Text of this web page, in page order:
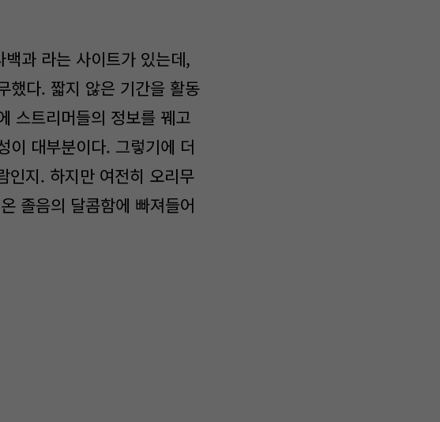
과 라는 사이트가 있는데,
했다. 짧지 않은 기간을 활동
스트리머들의 정보를 꿰고
이 대부분이다. 그렇기에 더
인지. 하지만 여전히 오리무
졸음의 달콤함에 빠져들어